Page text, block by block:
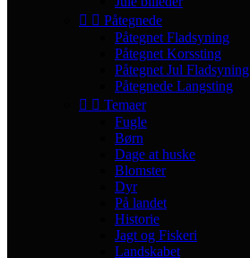
  Påtegnede
Påtegnet Fladsyning
Påtegnet Korssting
Påtegnet Jul Fladsyning
Påtegnede Langsting
  Temaer
Fugle
Børn
Dage at huske
Blomster
Dyr
På landet
Historie
Jagt og Fiskeri
Landskabet